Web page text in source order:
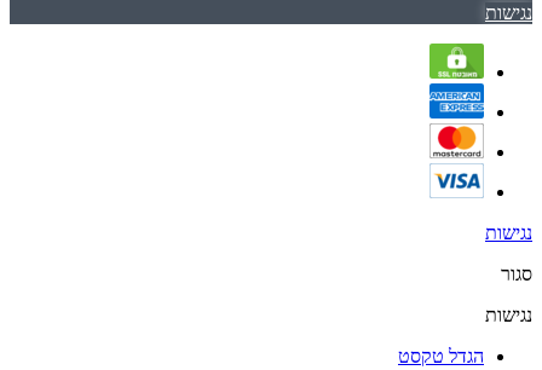
נגישות
נגישות
סגור
נגישות
הגדל טקסט